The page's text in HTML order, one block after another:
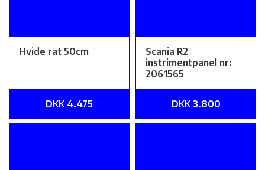
Hvide rat 50cm
DKK 4.475
Scania R2
instrimentpanel nr:
2061565
DKK 3.800